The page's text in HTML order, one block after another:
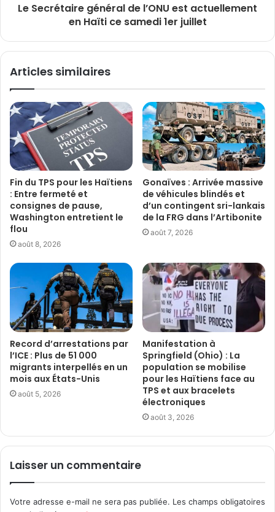
Le Secrétaire général de l’ONU est actuellement
en Haïti ce samedi 1er juillet
Articles similaires
Fin du TPS pour les Haïtiens
: Entre fermeté et
consignes de pause,
Washington entretient le
flou
août 8, 2026
Gonaïves : Arrivée massive
de véhicules blindés et
d’un contingent sri-lankais
de la FRG dans l’Artibonite
août 7, 2026
Record d’arrestations par
l’ICE : Plus de 51 000
migrants interpellés en un
mois aux États-Unis
août 5, 2026
Manifestation à
Springfield (Ohio) : La
population se mobilise
pour les Haïtiens face au
TPS et aux bracelets
électroniques
août 3, 2026
Laisser un commentaire
Votre adresse e-mail ne sera pas publiée. Les champs obligatoires